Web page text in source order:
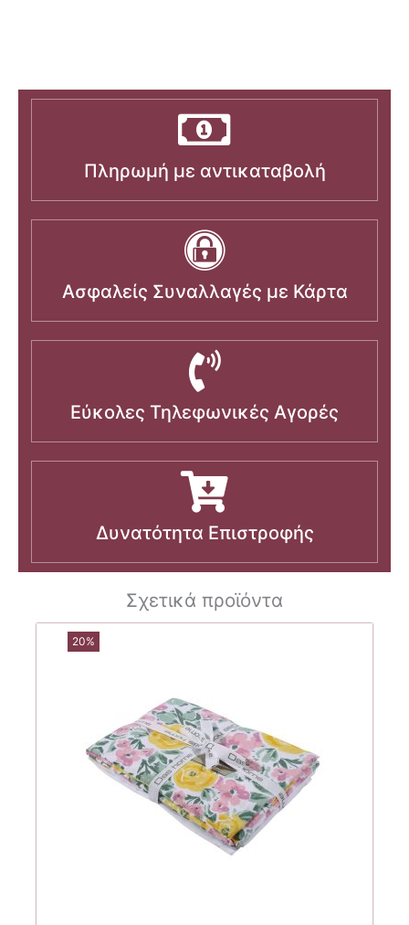
Πληρωμή με αντικαταβολή
Ασφαλείς Συναλλαγές με Κάρτα
Εύκολες Τηλεφωνικές Αγορές
Δυνατότητα Επιστροφής
Σχετικά προϊόντα
20%